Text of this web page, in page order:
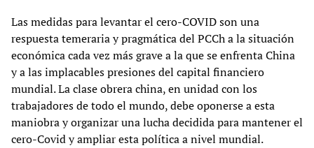
Las medidas para levantar el cero-COVID son una
respuesta temeraria y pragmática del PCCh a la situación
económica cada vez más grave a la que se enfrenta China
y a las implacables presiones del capital financiero
mundial. La clase obrera china, en unidad con los
trabajadores de todo el mundo, debe oponerse a esta
maniobra y organizar una lucha decidida para mantener el
cero-Covid y ampliar esta política a nivel mundial.